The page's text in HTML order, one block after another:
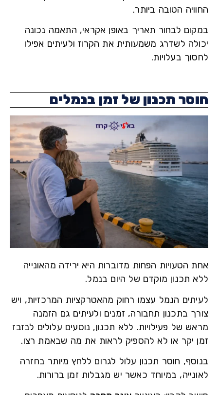
הטובה ביותר.
לבחור תאריך באופן אקראי, התאמה נכונה
לשדרג משמעותית את הקרוז ולעיתים אפילו
בעלויות.
תכנון של זמן בנמלים
הטעויות הפחות מדוברות היא ירידה מהאונייה
תכנון מוקדם של היום בנמל.
הנמל עצמו רחוק מהאטרקציות המרכזיות, ויש
בתכנון תחבורה, זמנים ולעיתים גם הזמנה
של פעילויות. ללא תכנון, נוסעים עלולים לבזבז
יקר או לא להספיק לראות את מה שבאמת רצו.
חוסר תכנון עלול לגרום ללחץ מיותר בחזרה
במיוחד כאשר יש מגבלות זמן ברורות.